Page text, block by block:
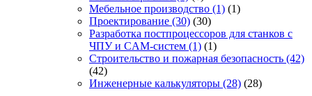
Мебельное производство (1) (1)
Проектирование (30) (30)
Разработка постпроцессоров для станков с
ЧПУ и CAM-систем (1) (1)
Строительство и пожарная безопасность (42)
(42)
Инженерные калькуляторы (28) (28)